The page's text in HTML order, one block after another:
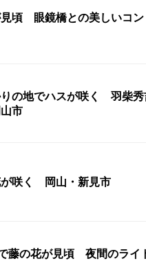
見頃 眼鏡橋との美しいコ
の地でハスが咲く 羽柴秀
市
が咲く 岡山・新見市
藤の花が見頃 夜間のラ